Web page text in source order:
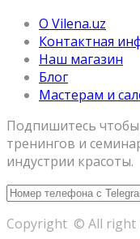
О Vilena.uz
Контактная
Наш магазин
Блог
Мастерам и
Подпишитесь
тренингов и
индустрии красоты.
Copyright © All right